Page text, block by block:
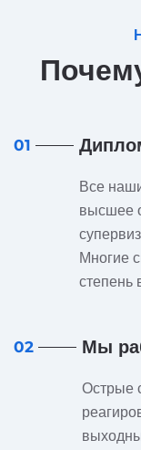
01
Все
высшее
Многие
степень
02 Мы
Острые